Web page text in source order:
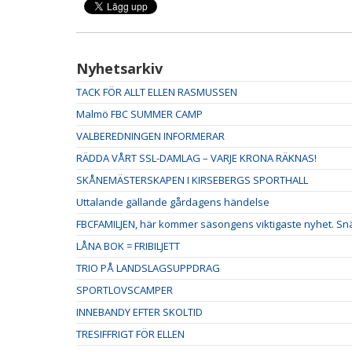
Nyhetsarkiv
TACK FÖR ALLT ELLEN RASMUSSEN
Malmö FBC SUMMER CAMP
VALBEREDNINGEN INFORMERAR
RÄDDA VÅRT SSL-DAMLAG – VARJE KRONA RÄKNAS!
SKÅNEMÄSTERSKAPEN I KIRSEBERGS SPORTHALL
Uttalande gällande gårdagens händelse
FBCFAMILJEN, här kommer säsongens viktigaste nyhet.
LÅNA BOK = FRIBILJETT
TRIO PÅ LANDSLAGSUPPDRAG
SPORTLOVSCAMPER
INNEBANDY EFTER SKOLTID
TRESIFFRIGT FÖR ELLEN